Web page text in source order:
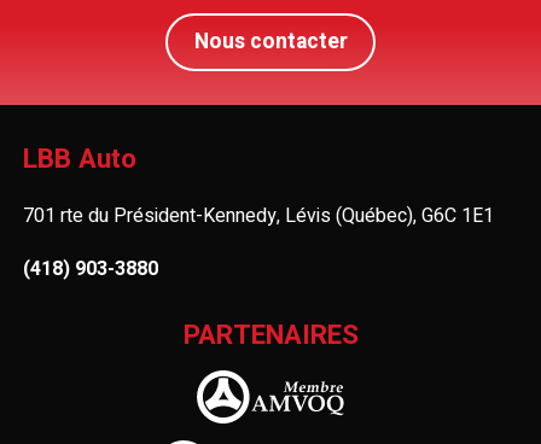
Nous contacter
LBB Auto
701 rte du Président-Kennedy, Lévis (Québec), G6C 1E1
(418) 903-3880
PARTENAIRES